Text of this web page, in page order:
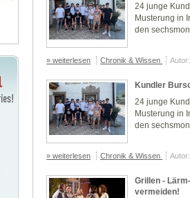
24 junge
Musterung in
den
» weiterlesen Chronik & Wissen
Kundler
24 junge
Musterung in
den
» weiterlesen Chronik & Wissen
Grillen -
vermeiden!